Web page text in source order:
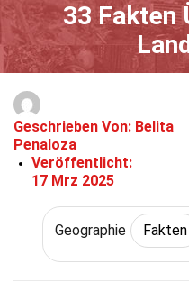
33 Fakten
Geschrieben Von: Belita
Penaloza
Veröffentlicht:
17 Mrz 2025
Geographie Fakten